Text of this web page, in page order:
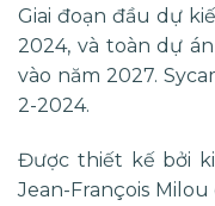
Giai đoạn đầu dự
2024, và toàn dự
vào năm 2027.
2-2024.
Được thiết kế bởi
Jean-François